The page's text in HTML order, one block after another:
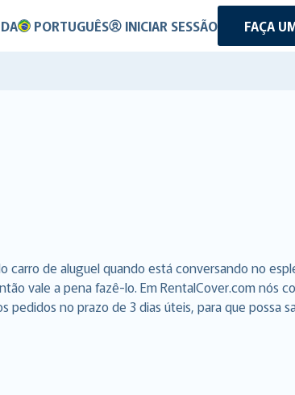
PORTUGUÊS INICIAR SESSÃO FAÇA
carro de aluguel quando está conversando no
vale a pena fazê-lo. Em RentalCover.com nós
no prazo de 3 dias úteis, para que possa